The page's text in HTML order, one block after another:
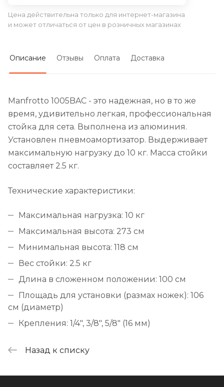
Цена действительна только для интернет-магазина
и может отличаться от цен в розничных магазинах
Описание Отзывы Оплата Доставка
Manfrotto 1005BAC - это надежная, но в то же
время, удивительно легкая, профессиональная
стойка для сета. Выполнена из алюминия.
Установлен пневмоамортизатор. Выдерживает
максимальную нагрузку до 10 кг. Масса стойки
составляет 2.5 кг.
Технические характеристики:
Максимальная нагрузка: 10 кг
Максимальная высота: 273 см
Минимальная высота: 118 см
Вес стойки: 2.5 кг
Длина в сложенном положении: 100 см
Площадь для установки (размах ножек): 106
см (диаметр)
Крепления: 1/4", 3/8", 5/8" (16 мм)
Назад к списку